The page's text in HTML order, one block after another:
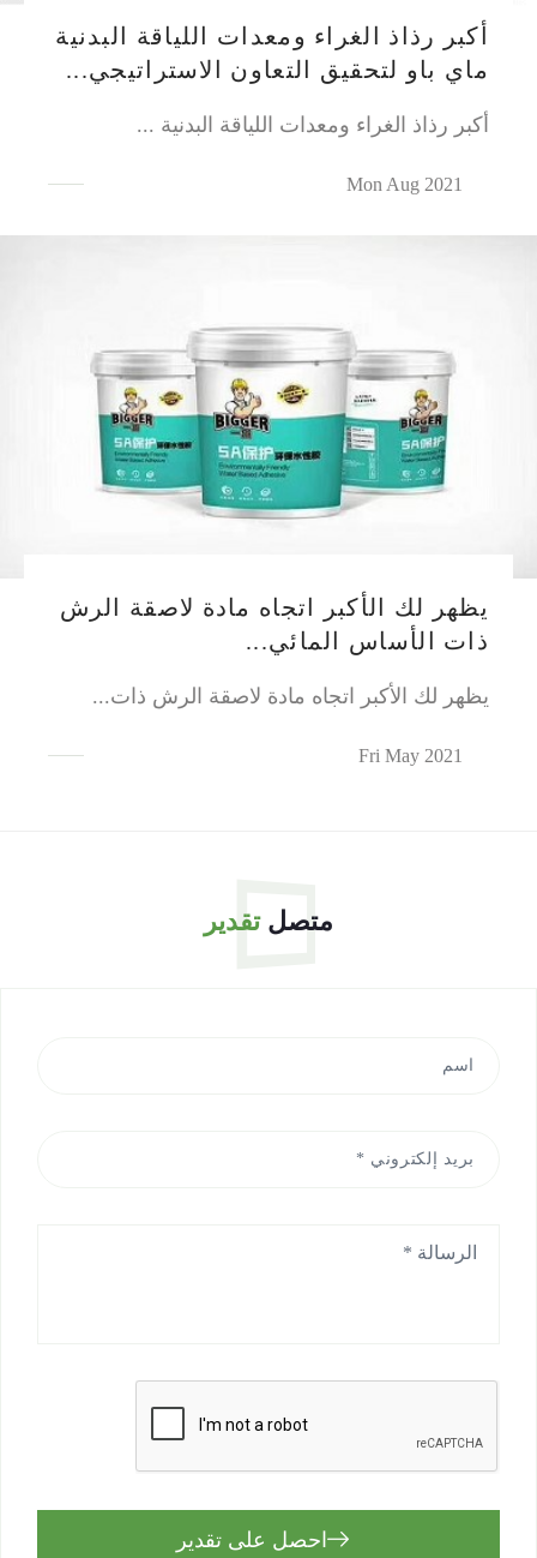
أكبر رذاذ الغراء ومعدات اللياقة البدنية
ماي باو لتحقيق التعاون الاستراتيجي...
أكبر رذاذ الغراء ومعدات اللياقة البدنية ...
Mon Aug 2021
يظهر لك الأكبر اتجاه مادة لاصقة الرش
ذات الأساس المائي...
يظهر لك الأكبر اتجاه مادة لاصقة الرش ذات...
Fri May 2021
متصلتقدير
احصل على تقدير